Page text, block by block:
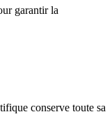
garantir la
conserve toute sa